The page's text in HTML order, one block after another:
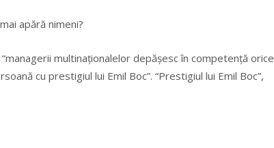
apără nimeni?
multinaționalelor depășesc în competență orice
cu prestigiul lui Emil Boc”. “Prestigiul lui Emil Boc”,